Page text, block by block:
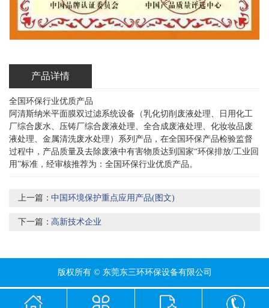
产品详情
全国环保行业优质产品
阿清斯纳米平面膜双过滤系统设备（乳化切削废液处理、日用化工
厂综合废水、压铸厂综合废液处理、全合成废液处理、化妆妆品废
液处理、金属清洗废水处理）系列产品，在全国环保产品检验监督
过程中，产品质量及去除废液中有害物质达到国家“环保排放/工业回
用”标准，经审核推荐为：全国环保行业优质产品。
上一篇：中国环境保护重点应用产品(图文)
下一篇：高新技术企业
版权所有 © 东莞东三环环保设备有限公司